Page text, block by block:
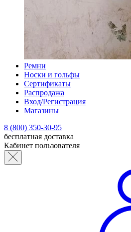
Ремни
Носки и гольфы
Сертификаты
Распродажа
Вход/Регистрация
Магазины
8 (800) 350-30-95
бесплатная доставка
Кабинет пользователя